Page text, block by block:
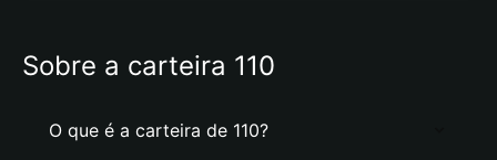
Sobre a carteira 110
O que é a carteira de 110?